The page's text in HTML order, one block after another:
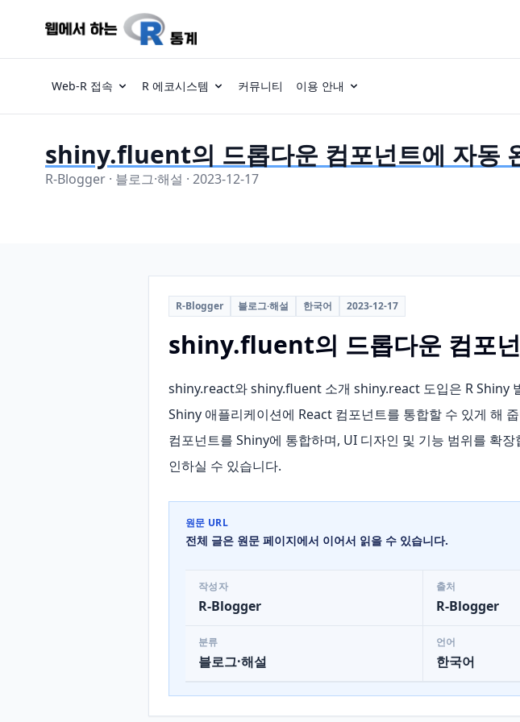
Web-R 접속 R 에코시스템 커뮤니티 이용 안내
shiny.fluent의 드롭다운 컴포넌트에 자동
R-Blogger · 블로그·해설 · 2023-12-17
R-Blogger 블로그·해설 한국어 2023-12-17
shiny.fluent의 드롭다운 컴포
shiny.react와 shiny.fluent 소개 shiny.react 도입은 R Shiny
Shiny 애플리케이션에 React 컴포넌트를 통합할 수 있게
컴포넌트를 Shiny에 통합하며, UI 디자인 및 기능 범위를 확
인하실 수 있습니다.
원문 URL
전체 글은 원문 페이지에서 이어서 읽을 수 있습니다.
작성자
R-Blogger
출처
R-Blogger
분류
블로그·해설
언어
한국어